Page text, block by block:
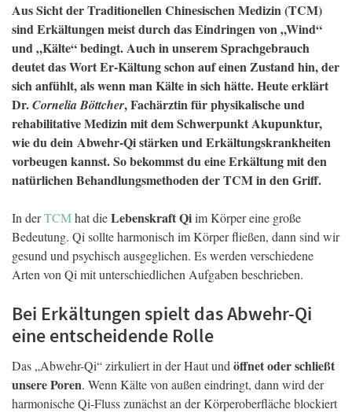
Aus Sicht der Traditionellen Chinesischen Medizin (TCM)
sind Erkältungen meist durch das Eindringen von „Wind“
und „Kälte“ bedingt. Auch in unserem Sprachgebrauch
deutet das Wort Er-Kältung schon auf einen Zustand hin, der
sich anfühlt, als wenn man Kälte in sich hätte. Heute erklärt
Dr.Cornelia Böttcher, Fachärztin für physikalische und
rehabilitative Medizin mit dem Schwerpunkt Akupunktur,
wie du dein Abwehr-Qi stärken und Erkältungskrankheiten
vorbeugen kannst. So bekommst du eine Erkältung mit den
natürlichen Behandlungsmethoden der TCM in den Griff.
In derTCMhat dieLebenskraft Qiim Körper eine große
Bedeutung. Qi sollte harmonisch im Körper fließen, dann sind wir
gesund und psychisch ausgeglichen. Es werden verschiedene
Arten von Qi mit unterschiedlichen Aufgaben beschrieben.
Bei Erkältungen spielt das Abwehr-Qi
eine entscheidende Rolle
Das „Abwehr-Qi“ zirkuliert in der Haut und öffnet oder schließt
unsere Poren. Wenn Kälte von außen eindringt, dann wird der
harmonische Qi-Fluss zunächst an der Körperoberfläche blockiert